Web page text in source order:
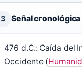
3 Señal cronológica
476 d.C.: Caída del
Occidente (